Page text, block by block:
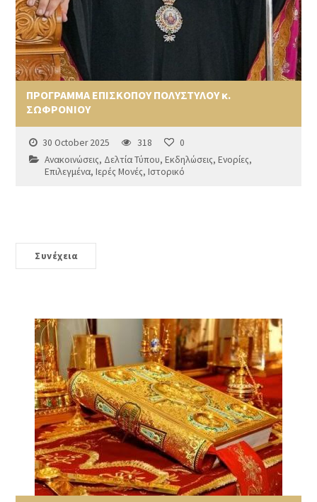
ΠΡΟΓΡΑΜΜΑ ΕΠΙΣΚΟΠΟΥ ΠΟΛΥΣΤΥΛΟΥ κ.
ΣΩΦΡΟΝΙΟΥ
30 October 2025 318
0
Ανακοινώσεις, Δελτία Τύπου,Εκδηλώσεις,Ενορίες,
Επιλεγμένα,Ιερές Μονές,Ιστορικό
Συνέχεια